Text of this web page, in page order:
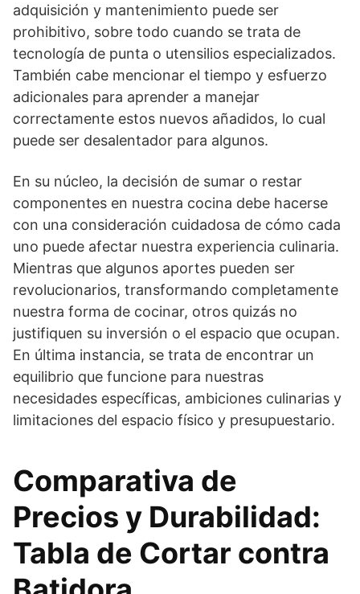
adquisición y mantenimiento puede ser
prohibitivo, sobre todo cuando se trata de
tecnología de punta o utensilios especializados.
También cabe mencionar el tiempo y esfuerzo
adicionales para aprender a manejar
correctamente estos nuevos añadidos, lo cual
puede ser desalentador para algunos.
En su núcleo, la decisión de sumar o restar
componentes en nuestra cocina debe hacerse
con una consideración cuidadosa de cómo cada
uno puede afectar nuestra experiencia culinaria.
Mientras que algunos aportes pueden ser
revolucionarios, transformando completamente
nuestra forma de cocinar, otros quizás no
justifiquen su inversión o el espacio que ocupan.
En última instancia, se trata de encontrar un
equilibrio que funcione para nuestras
necesidades específicas, ambiciones culinarias y
limitaciones del espacio físico y presupuestario.
Comparativa de
Precios y Durabilidad:
Tabla de Cortar contra